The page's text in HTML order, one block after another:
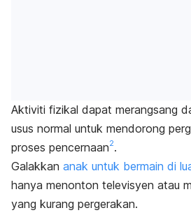
Aktiviti fizikal dapat merangsang
usus normal untuk mendorong
proses pencernaan2.
Galakkan anak untuk bermain di
hanya menonton televisyen atau
yang kurang pergerakan.